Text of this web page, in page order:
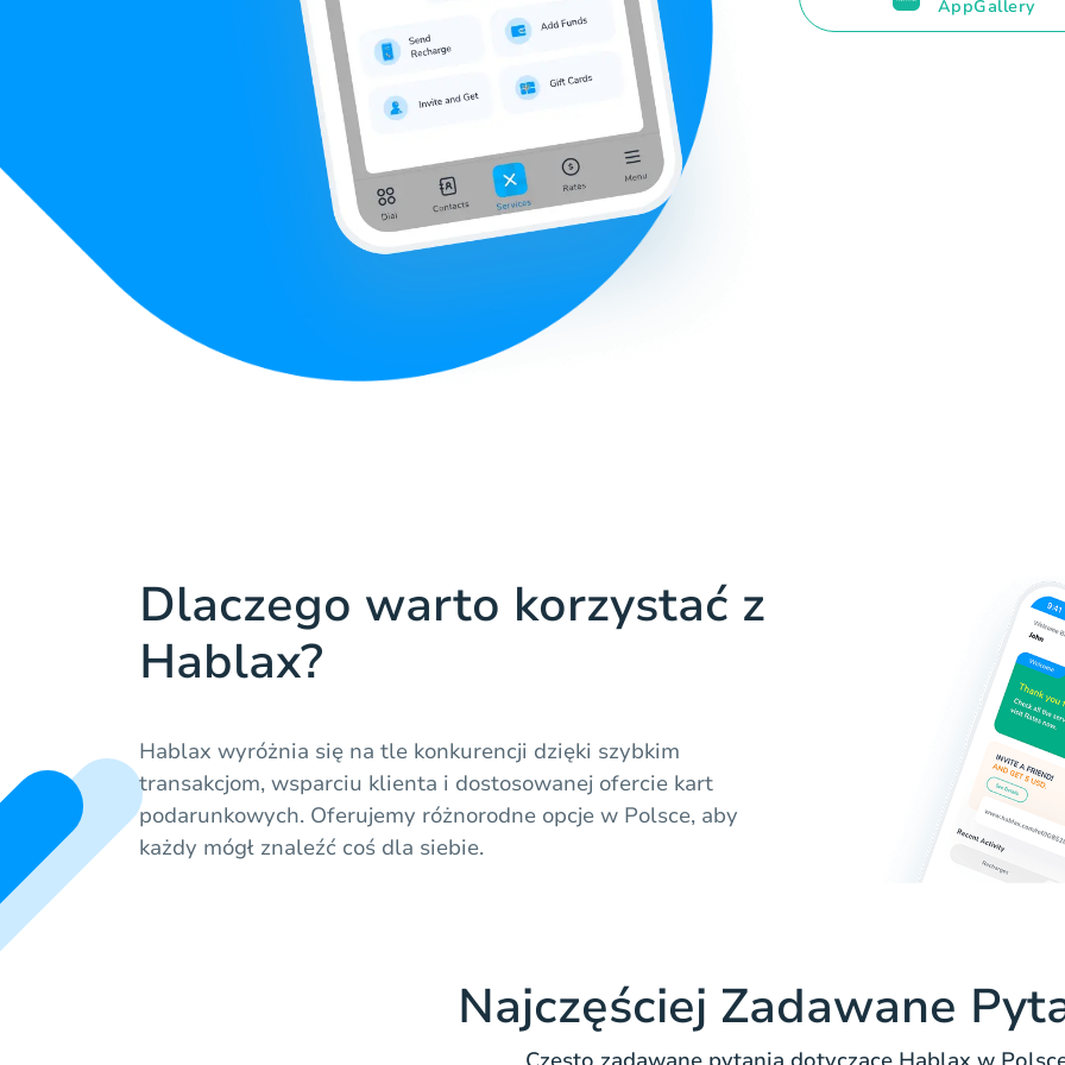
AppGallery
Dlaczego warto korzystać z
Hablax?
Hablax wyróżnia się na tle konkurencji dzięki szybkim
transakcjom, wsparciu klienta i dostosowanej ofercie kart
podarunkowych. Oferujemy różnorodne opcje w Polsce, aby
każdy mógł znaleźć coś dla siebie.
Najczęściej Zadawane